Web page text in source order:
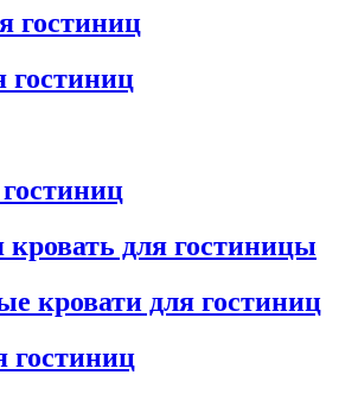
гостиниц
гостиниц
кровать для гостиницы
кровати для гостиниц
гостиниц